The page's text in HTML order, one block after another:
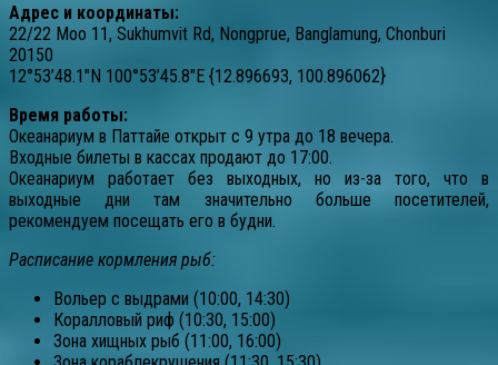
Адрес и координаты:
22/22 Moo 11, Sukhumvit Rd, Nongprue, Banglamung, Chonburi
20150
12°53’48.1″N 100°53’45.8″E {12.896693, 100.896062}
Время работы:
Океанариум в Паттайе открыт с 9 утра до 18 вечера.
Входные билеты в кассах продают до 17:00.
Океанариум работает без выходных, но из-за того, что в
выходные дни там значительно больше посетителей,
рекомендуем посещать его в будни.
Расписание кормления рыб:
Вольер с выдрами (10:00, 14:30)
Коралловый риф (10:30, 15:00)
Зона хищных рыб (11:00, 16:00)